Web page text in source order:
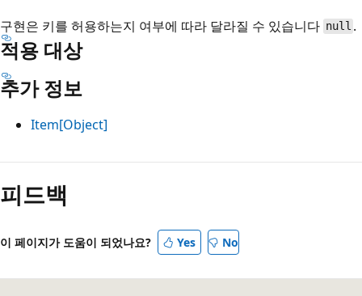
구현은 키를 허용하는지 여부에 따라 달라질 수 있습니다 null .
적용 대상
추가 정보
Item[Object]
읽
모
사
피드백
이 페이지가 도움이 되었나요? Yes No